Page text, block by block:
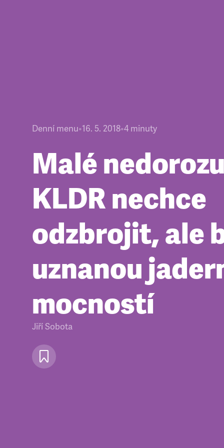
Denní menu•16. 5. 2018•4 minuty
Malé
KLDR nechce
odzbrojit, ale
uznanou
mocností
Jiří Sobota